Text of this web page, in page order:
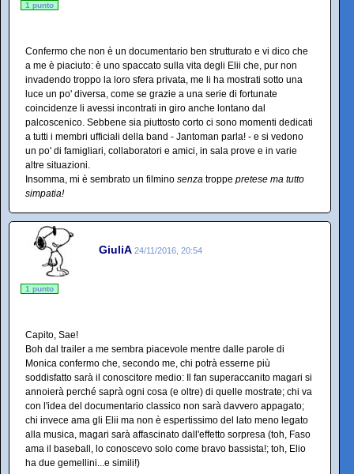
1 punto
Confermo che non è un documentario ben strutturato e vi dico che
a me è piaciuto: è uno spaccato sulla vita degli Elii che, pur non
invadendo troppo la loro sfera privata, me li ha mostrati sotto una
luce un po' diversa, come se grazie a una serie di fortunate
coincidenze li avessi incontrati in giro anche lontano dal
palcoscenico. Sebbene sia piuttosto corto ci sono momenti dedicati
a tutti i membri ufficiali della band - Jantoman parla! - e si vedono
un po' di famigliari, collaboratori e amici, in sala prove e in varie
altre situazioni.
Insomma, mi è sembrato un filmino senza troppe pretese ma tutto
simpatia!
GiuliA 24/11/2016, 20:54
1 punto
Capito, Sae!
Boh dal trailer a me sembra piacevole mentre dalle parole di
Monica confermo che, secondo me, chi potrà esserne più
soddisfatto sarà il conoscitore medio: Il fan superaccanito magari si
annoierà perché saprà ogni cosa (e oltre) di quelle mostrate; chi va
con l'idea del documentario classico non sarà davvero appagato;
chi invece ama gli Elii ma non è espertissimo del lato meno legato
alla musica, magari sarà affascinato dall'effetto sorpresa (toh, Faso
ama il baseball, lo conoscevo solo come bravo bassista!; toh, Elio
ha due gemellini...e simili!)